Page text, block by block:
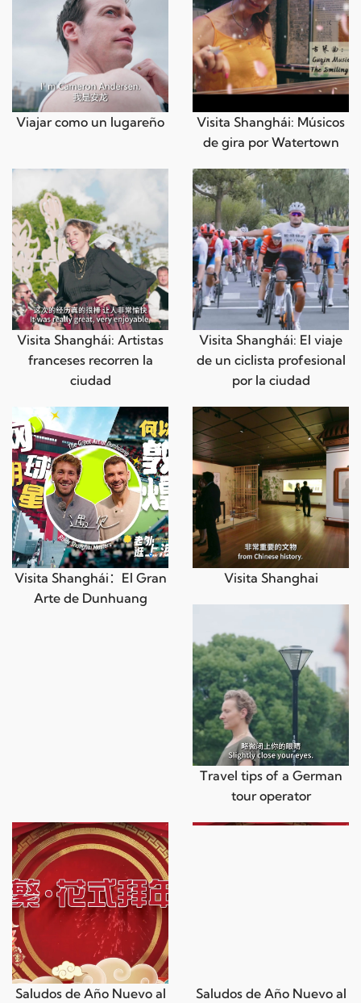
Viajar como un lugareño
Visita Shanghái: Músicos
de gira por Watertown
Visita Shanghái: Artistas
franceses recorren la
ciudad
Visita Shanghái: El viaje
de un ciclista profesional
por la ciudad
Visita Shanghái：El Gran
Arte de Dunhuang
Visita Shanghai
Travel tips of a German
tour operator
Saludos de Año Nuevo al
Saludos de Año Nuevo al